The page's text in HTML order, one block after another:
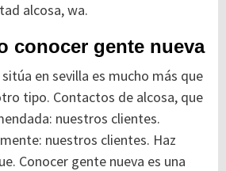
alcosa, wa.
conocer gente nueva
en sevilla es mucho más que
tipo. Contactos de alcosa, que
nuestros clientes.
nuestros clientes. Haz
Conocer gente nueva es una